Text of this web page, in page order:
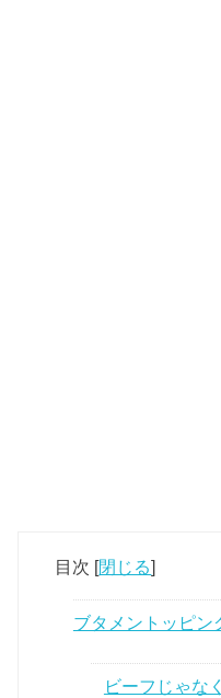
目次 [閉じる]
ブタメントッピン
ビーフじゃな